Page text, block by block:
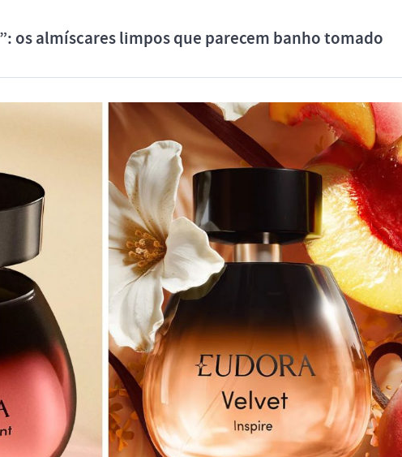
os almíscares limpos que parecem banho tomado